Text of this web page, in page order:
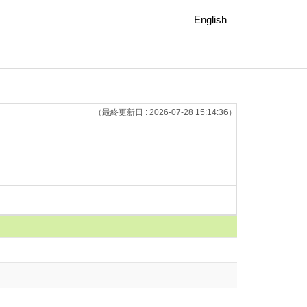
English
（最終更新日 : 2026-07-28 15:14:36）